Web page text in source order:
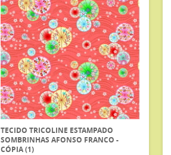
TECIDO TRICOLINE ESTAMPADO
SOMBRINHAS AFONSO FRANCO -
CÓPIA (1)